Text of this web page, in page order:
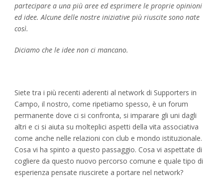
partecipare a una più aree ed esprimere le proprie opinioni
ed idee. Alcune delle nostre iniziative più riuscite sono nate
così.
Diciamo che le idee non ci mancano.
Siete tra i più recenti aderenti al network di Supporters in
Campo, il nostro, come ripetiamo spesso, è un forum
permanente dove ci si confronta, si imparare gli uni dagli
altri e ci si aiuta su molteplici aspetti della vita associativa
come anche nelle relazioni con club e mondo istituzionale.
Cosa vi ha spinto a questo passaggio. Cosa vi aspettate di
cogliere da questo nuovo percorso comune e quale tipo di
esperienza pensate riuscirete a portare nel network?